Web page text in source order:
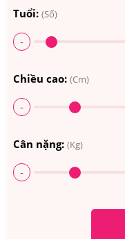
Tuổi: (Số)
-
Chiều cao: (Cm)
-
Cân nặng: (Kg)
-